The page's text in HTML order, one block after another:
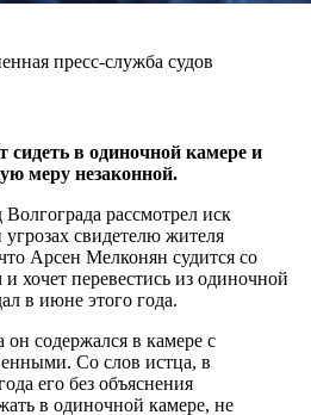
пресс-служба судов
сидеть в одиночной камере и
меру незаконной.
рассмотрел иск
свидетелю жителя
Арсен Мелконян судится со
хочет перевестись из одиночной
в июне этого года.
содержался в камере с
Со слов истца, в
его без объяснения
в одиночной камере, не